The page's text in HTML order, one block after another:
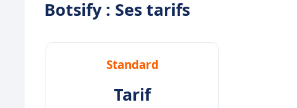
Botsify : Ses tarifs
Standard
Tarif